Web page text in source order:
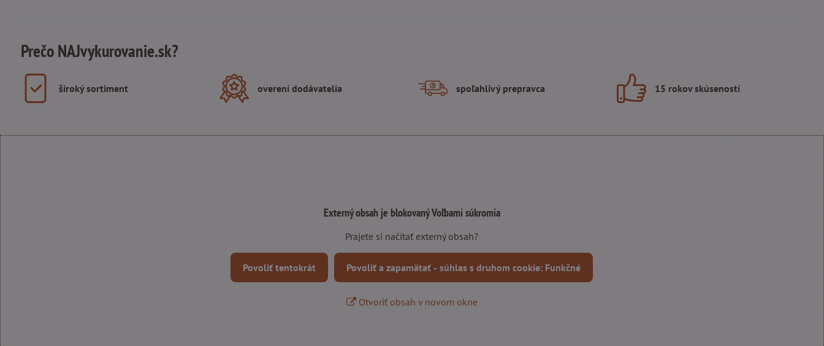
Prečo NAJvykurovanie.sk?
široký sortiment overení dodávatelia spoľahlivý prepravca 15 rokov skúseností
Externý obsah je blokovaný Voľbami súkromia
Prajete si načítať externý obsah?
Povoliť tentokrát Povoliť a zapamätať - súhlas s druhom cookie: Funkčné
Otvoriť obsah v novom okne